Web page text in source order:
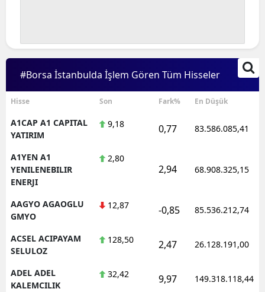
Çankırı
Çorum
Denizli
Elazığ
Erzurum
Eskişehir
#Borsa İstanbulda İşlem Gören Tüm Hisseler
Hisse Son Fark% En Düşük
A1CAP A1 CAPITAL
YATIRIM
9,18 0,77 83.586.085,41
A1YEN A1
YENILENEBILIR
ENERJI
2,80
2,94 68.908.325,15
AAGYO AGAOGLU
GMYO
12,87 -0,85 85.536.212,74
ACSEL ACIPAYAM
SELULOZ
128,50 2,47 26.128.191,00
ADEL ADEL
KALEMCILIK
32,42 9,97 149.318.118,44